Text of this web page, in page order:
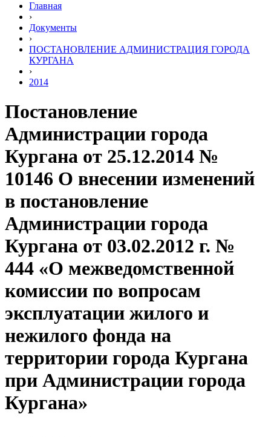
Главная
›
Документы
›
ПОСТАНОВЛЕНИЕ АДМИНИСТРАЦИЯ ГОРОДА
КУРГАНА
›
2014
Постановление
Администрации города
Кургана от 25.12.2014 №
10146 О внесении изменений
в постановление
Администрации города
Кургана от 03.02.2012 г. №
444 «О межведомственной
комиссии по вопросам
эксплуатации жилого и
нежилого фонда на
территории города Кургана
при Администрации города
Кургана»